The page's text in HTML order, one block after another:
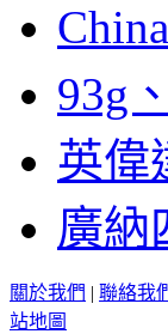
93g
英偉
廣納
關於我們 | 聯絡我
站地圖